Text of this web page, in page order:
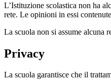
L’Istituzione scolastica non ha
rete. Le opinioni in essi
La scuola non si assume alcuna
Privacy
La scuola garantisce che il